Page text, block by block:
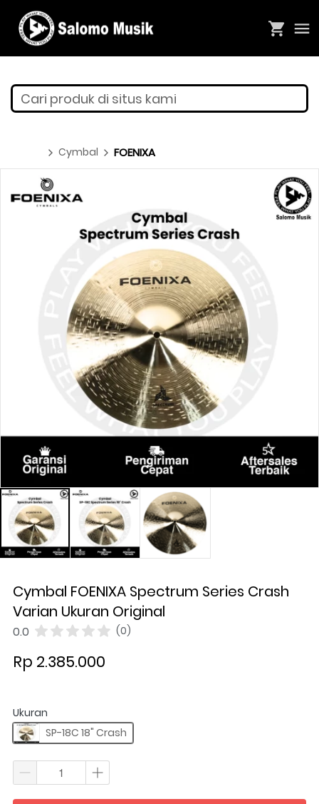
Cari produk di situs kami
Cymbal FOENIXA
Cymbal FOENIXA Spectrum Series Crash
Varian Ukuran Original
0.0 (0)
Rp 2.385.000
Ukuran
SP-18C 18" Crash